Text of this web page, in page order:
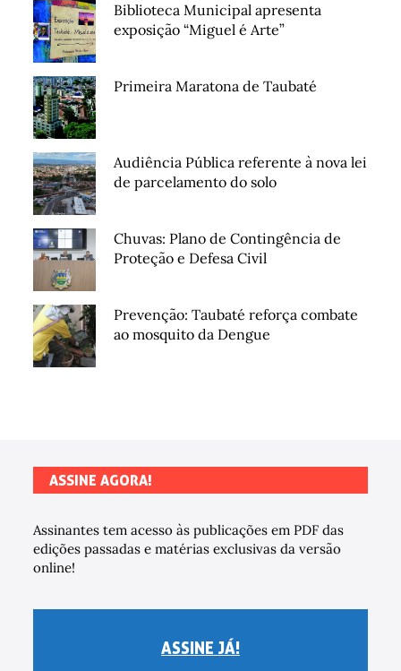
Biblioteca Municipal apresenta
exposição “Miguel é Arte”
Primeira Maratona de Taubaté
Audiência Pública referente à nova lei
de parcelamento do solo
Chuvas: Plano de Contingência de
Proteção e Defesa Civil
Prevenção: Taubaté reforça combate
ao mosquito da Dengue
ASSINE AGORA!
Assinantes tem acesso às publicações em PDF das
edições passadas e matérias exclusivas da versão
online!
ASSINE JÁ!